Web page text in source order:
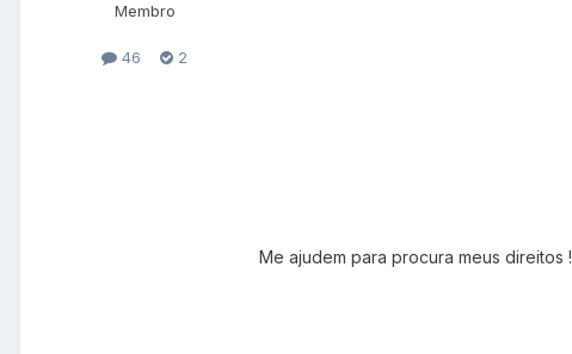
Membro
46 2
Me ajudem para procura meus direitos !